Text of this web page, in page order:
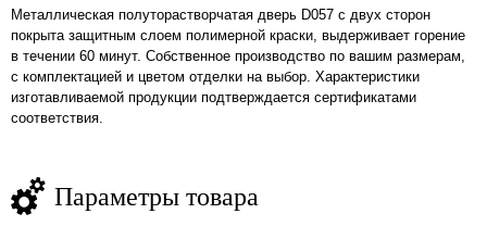
Металлическая полуторастворчатая дверь D057 с двух сторон
покрыта защитным слоем полимерной краски, выдерживает горение
в течении 60 минут. Собственное производство по вашим размерам,
с комплектацией и цветом отделки на выбор. Характеристики
изготавливаемой продукции подтверждается сертификатами
соответствия.
Параметры товара